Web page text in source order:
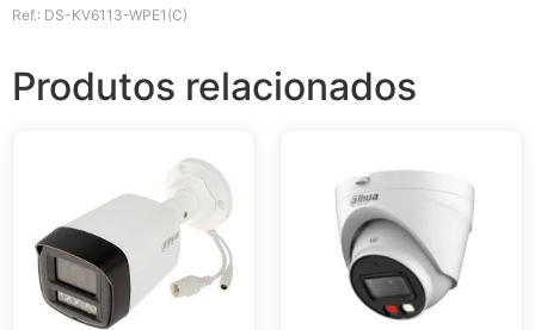
Ref.: DS-KV6113-WPE1(C)
Produtos relacionados